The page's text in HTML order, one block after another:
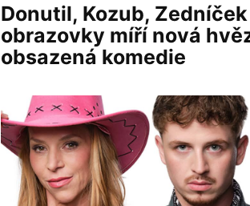
Donutil, Kozub, Zedníček
obrazovky míří nová
obsazená komedie